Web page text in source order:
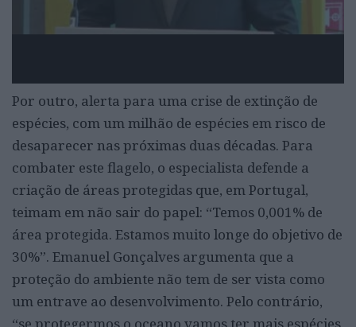
Por outro, alerta para uma crise de extinção de
espécies, com um milhão de espécies em risco de
desaparecer nas próximas duas décadas. Para
combater este flagelo, o especialista defende a
criação de áreas protegidas que, em Portugal,
teimam em não sair do papel: “Temos 0,001% de
área protegida. Estamos muito longe do objetivo de
30%”. Emanuel Gonçalves argumenta que a
proteção do ambiente não tem de ser vista como
um entrave ao desenvolvimento. Pelo contrário,
“se protegermos o oceano vamos ter mais espécies,